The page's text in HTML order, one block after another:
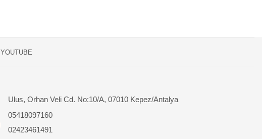
YOUTUBE
Ulus, Orhan Veli Cd. No:10/A, 07010 Kepez/Antalya
05418097160
02423461491